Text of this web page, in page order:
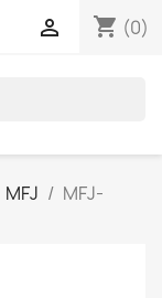
shopping_cart (0)

MFJ
MFJ-